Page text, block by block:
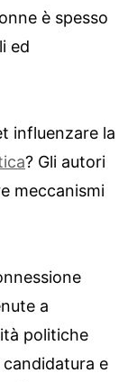
è spesso
ed
influenzare la
? Gli autori
meccanismi
a
politiche
e